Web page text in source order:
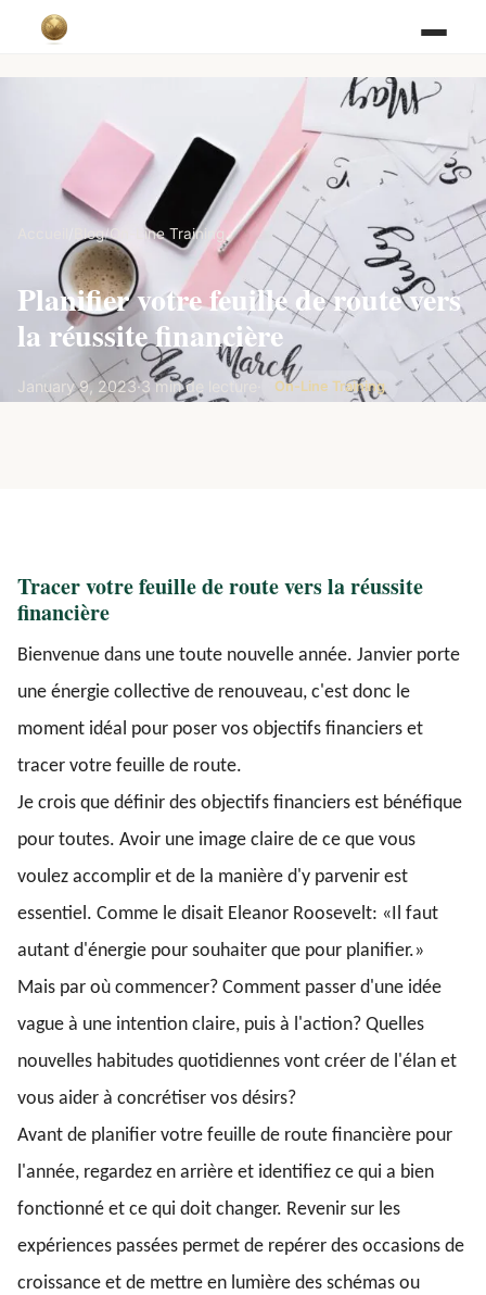
Blog/On-Line Training
Planifier votre feuille de route vers
la réussite financière
January 9, 2023·3 min de lecture On-Line Training
Tracer votre feuille de route vers la réussite
financière
Bienvenue dans une toute nouvelle année. Janvier porte
une énergie collective de renouveau, c'est donc le
moment idéal pour poser vos objectifs financiers et
tracer votre feuille de route.
Je crois que définir des objectifs financiers est bénéfique
pour toutes. Avoir une image claire de ce que vous
voulez accomplir et de la manière d'y parvenir est
essentiel. Comme le disait Eleanor Roosevelt: «Il faut
autant d'énergie pour souhaiter que pour planifier.»
Mais par où commencer? Comment passer d'une idée
vague à une intention claire, puis à l'action? Quelles
nouvelles habitudes quotidiennes vont créer de l'élan et
vous aider à concrétiser vos désirs?
Avant de planifier votre feuille de route financière pour
l'année, regardez en arrière et identifiez ce qui a bien
fonctionné et ce qui doit changer. Revenir sur les
expériences passées permet de repérer des occasions de
croissance et de mettre en lumière des schémas ou